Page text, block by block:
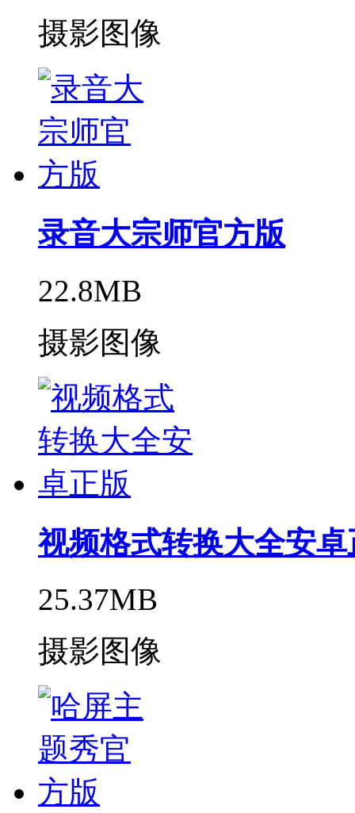
摄影图像
录音大宗师官方版
22.8MB
摄影图像
视频格式转换大全安卓
25.37MB
摄影图像